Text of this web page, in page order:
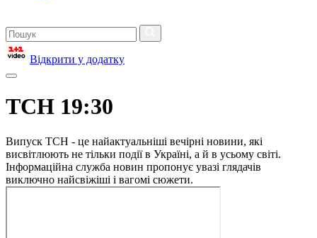
Відкрити у додатку
ТСН 19:30
Випуск ТСН - це найактуальніші вечірні новини, які
висвітлюють не тільки події в Україні, а й в усьому світі.
Інформаційна служба новин пропонує увазі глядачів
виключно найсвіжіші і вагомі сюжети.